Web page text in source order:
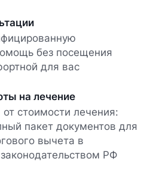
без посещения
для вас
на лечение
от стоимости лечения:
пакет документов для
вычета в
РФ